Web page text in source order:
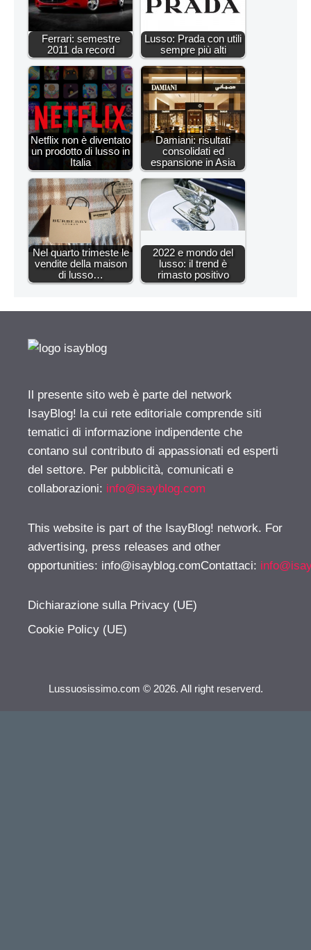
Ferrari: semestre
2011 da record
Lusso: Prada con utili
sempre più alti
Netflix non è diventato
un prodotto di lusso in
Italia
Damiani: risultati
consolidati ed
espansione in Asia
Nel quarto trimeste le
vendite della maison
di lusso…
2022 e mondo del
lusso: il trend è
rimasto positivo
Il presente sito web è parte del network
IsayBlog! la cui rete editoriale comprende siti
tematici di informazione indipendente che
contano sul contributo di appassionati ed esperti
del settore. Per pubblicità, comunicati e
collaborazioni: info@isayblog.com
This website is part of the IsayBlog! network. For
advertising, press releases and other
opportunities: info@isayblog.comContattaci:
Dichiarazione sulla Privacy (UE)
Cookie Policy (UE)
Lussuosissimo.com © 2026. All right reserverd.